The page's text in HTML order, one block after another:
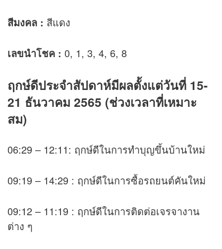
สีมงคล : สีแดง
เลขนำโชค : 0, 1, 3, 4, 6, 8
ฤกษ์ดีประจำสัปดาห์มีผลตั้งแต่วันที่ 15-
21 ธันวาคม 2565 (ช่วงเวลาที่เหมาะ
สม)
06:29 – 12:11: ฤกษ์ดีในการทำบุญขึ้นบ้านใหม่
09:19 – 14:29 : ฤกษ์ดีในการซื้อรถยนต์คันใหม่
09:12 – 11:19 : ฤกษ์ดีในการติดต่อเจรจางาน
ต่าง ๆ